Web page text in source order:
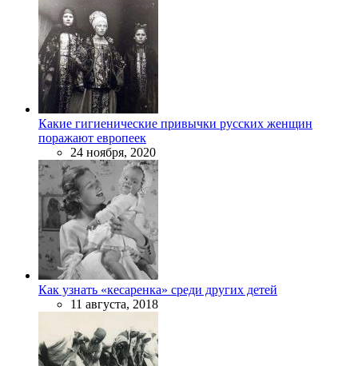
Какие гигиенические привычки русских женщин
поражают европеек
24 ноября, 2020
Как узнать «кесаренка» среди других детей
11 августа, 2018